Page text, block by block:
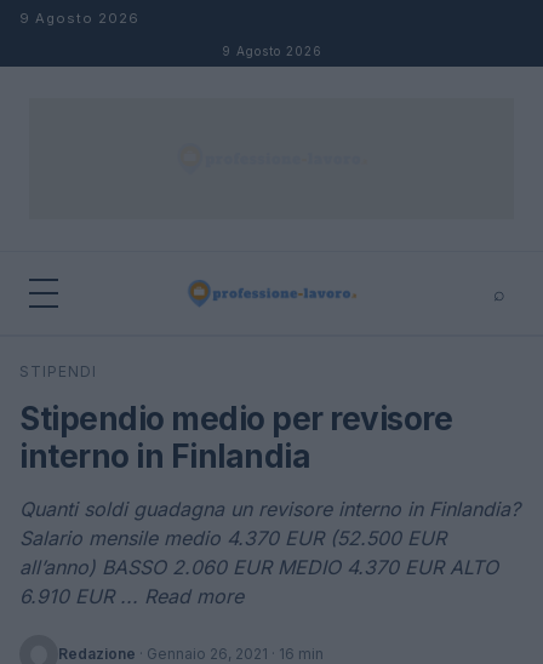
Salta al contenuto
9 Agosto 2026
9 Agosto 2026
⌕
Cerca
STIPENDI
Stipendio medio per revisore
interno in Finlandia
Quanti soldi guadagna un revisore interno in Finlandia?
Salario mensile medio 4.370 EUR (52.500 EUR
all’anno) BASSO 2.060 EUR MEDIO 4.370 EUR ALTO
6.910 EUR ... Read more
Redazione · Gennaio 26, 2021 · 16 min